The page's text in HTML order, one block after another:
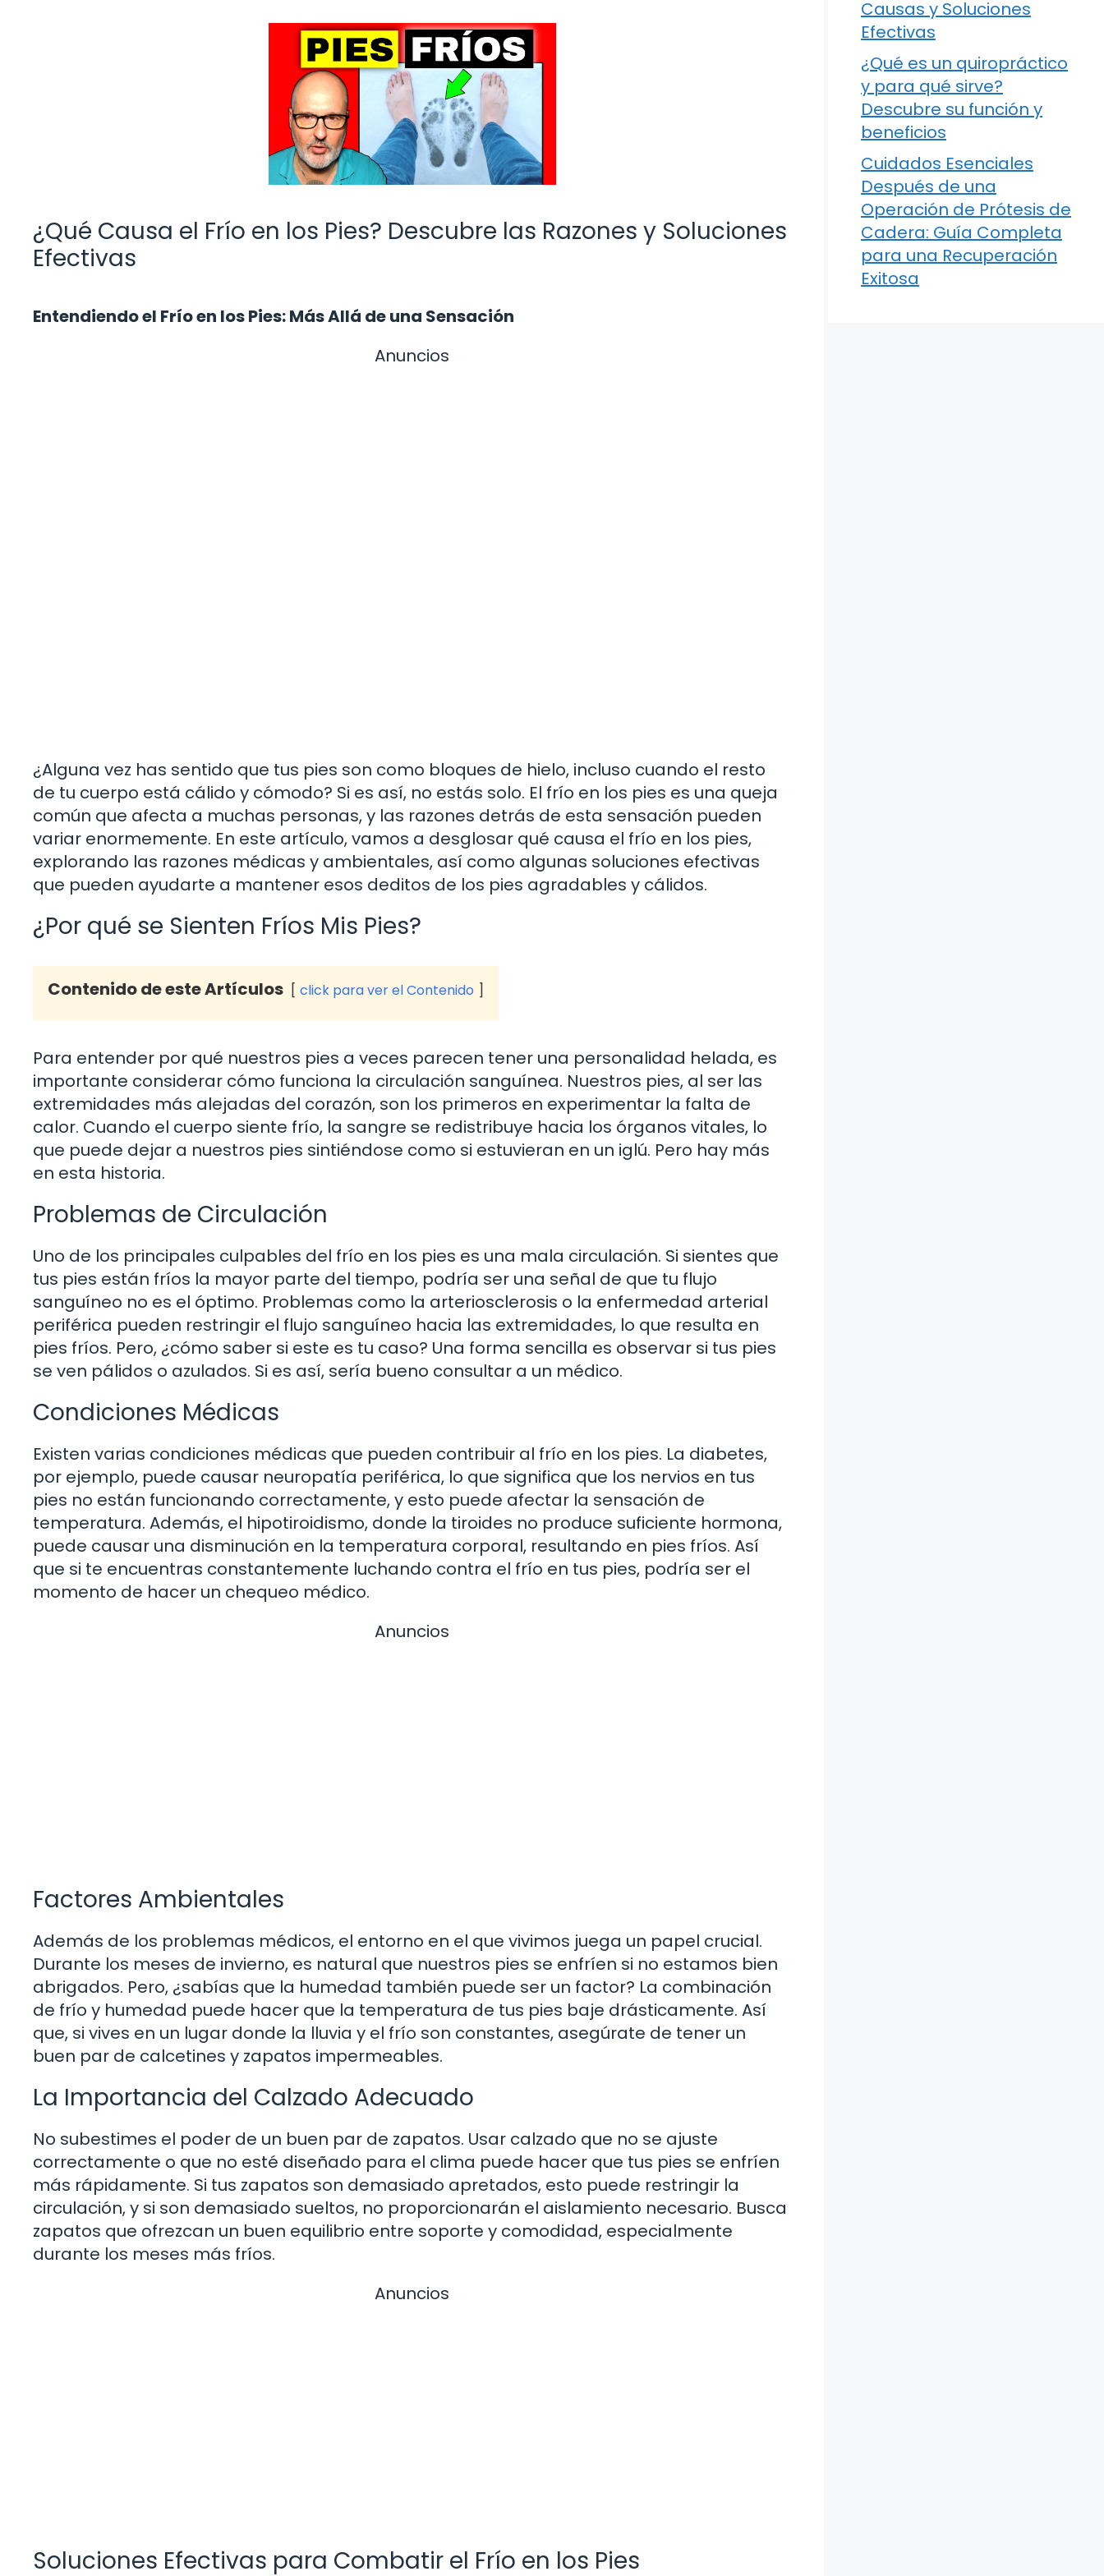
¿Qué Causa el Frío en los Pies? Descubre las Razones y Soluciones
Efectivas
Entendiendo el Frío en los Pies: Más Allá de una Sensación
Anuncios
¿Alguna vez has sentido que tus pies son como bloques de hielo, incluso cuando el resto
de tu cuerpo está cálido y cómodo? Si es así, no estás solo. El frío en los pies es una queja
común que afecta a muchas personas, y las razones detrás de esta sensación pueden
variar enormemente. En este artículo, vamos a desglosar qué causa el frío en los pies,
explorando las razones médicas y ambientales, así como algunas soluciones efectivas
que pueden ayudarte a mantener esos deditos de los pies agradables y cálidos.
¿Por qué se Sienten Fríos Mis Pies?
Contenido de este Artículos click para ver el Contenido
Para entender por qué nuestros pies a veces parecen tener una personalidad helada, es
importante considerar cómo funciona la circulación sanguínea. Nuestros pies, al ser las
extremidades más alejadas del corazón, son los primeros en experimentar la falta de
calor. Cuando el cuerpo siente frío, la sangre se redistribuye hacia los órganos vitales, lo
que puede dejar a nuestros pies sintiéndose como si estuvieran en un iglú. Pero hay más
en esta historia.
Problemas de Circulación
Uno de los principales culpables del frío en los pies es una mala circulación. Si sientes que
tus pies están fríos la mayor parte del tiempo, podría ser una señal de que tu flujo
sanguíneo no es el óptimo. Problemas como la arteriosclerosis o la enfermedad arterial
periférica pueden restringir el flujo sanguíneo hacia las extremidades, lo que resulta en
pies fríos. Pero, ¿cómo saber si este es tu caso? Una forma sencilla es observar si tus pies
se ven pálidos o azulados. Si es así, sería bueno consultar a un médico.
Condiciones Médicas
Existen varias condiciones médicas que pueden contribuir al frío en los pies. La diabetes,
por ejemplo, puede causar neuropatía periférica, lo que significa que los nervios en tus
pies no están funcionando correctamente, y esto puede afectar la sensación de
temperatura. Además, el hipotiroidismo, donde la tiroides no produce suficiente hormona,
puede causar una disminución en la temperatura corporal, resultando en pies fríos. Así
que si te encuentras constantemente luchando contra el frío en tus pies, podría ser el
momento de hacer un chequeo médico.
Anuncios
Factores Ambientales
Además de los problemas médicos, el entorno en el que vivimos juega un papel crucial.
Durante los meses de invierno, es natural que nuestros pies se enfríen si no estamos bien
abrigados. Pero, ¿sabías que la humedad también puede ser un factor? La combinación
de frío y humedad puede hacer que la temperatura de tus pies baje drásticamente. Así
que, si vives en un lugar donde la lluvia y el frío son constantes, asegúrate de tener un
buen par de calcetines y zapatos impermeables.
La Importancia del Calzado Adecuado
No subestimes el poder de un buen par de zapatos. Usar calzado que no se ajuste
correctamente o que no esté diseñado para el clima puede hacer que tus pies se enfríen
más rápidamente. Si tus zapatos son demasiado apretados, esto puede restringir la
circulación, y si son demasiado sueltos, no proporcionarán el aislamiento necesario. Busca
zapatos que ofrezcan un buen equilibrio entre soporte y comodidad, especialmente
durante los meses más fríos.
Anuncios
Soluciones Efectivas para Combatir el Frío en los Pies
Causas y Soluciones
Efectivas
¿Qué es un quiropráctico
y para qué sirve?
Descubre su función y
beneficios
Cuidados Esenciales
Después de una
Operación de Prótesis de
Cadera: Guía Completa
para una Recuperación
Exitosa